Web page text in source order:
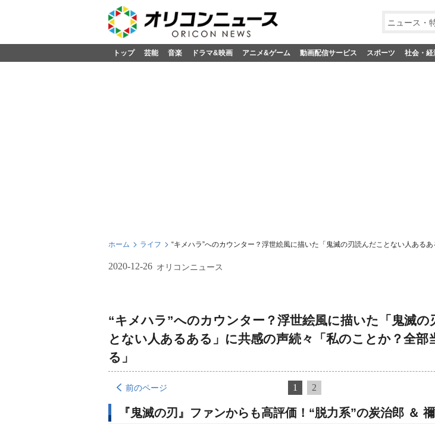
ニュース・
トップ 芸能 音楽 ドラマ&映画 アニメ&ゲーム 動画配信サービス スポーツ 社会・経
ホーム ライフ “キメハラ”へのカウンター？浮世絵風に描いた「鬼滅の刃読んだことない人ある
2020-12-26 オリコンニュース
“キメハラ”へのカウンター？浮世絵風に描いた「鬼滅の
とない人あるある」に共感の声続々「私のことか？全部
る」
前のページ 1 2
『鬼滅の刃』ファンからも高評価！“脱力系”の炭治郎 ＆